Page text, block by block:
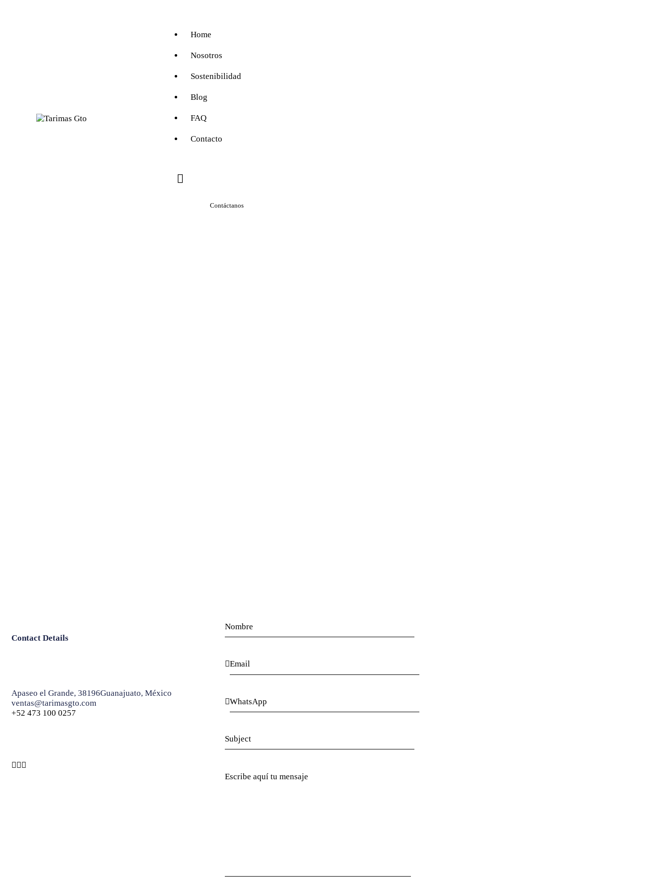
Home
Nosotros
Sostenibilidad
Blog
FAQ
Contacto
Contáctanos
Contact Details
Apaseo el Grande, 38196Guanajuato, México
ventas@tarimasgto.com
+52 473 100 0257